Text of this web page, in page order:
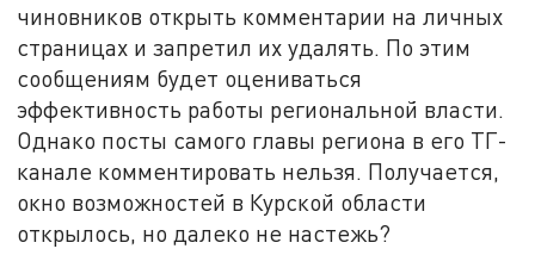
чиновников открыть комментарии на личных
страницах и запретил их удалять. По этим
сообщениям будет оцениваться
эффективность работы региональной власти.
Однако посты самого главы региона в его ТГ-
канале комментировать нельзя. Получается,
окно возможностей в Курской области
открылось, но далеко не настежь?